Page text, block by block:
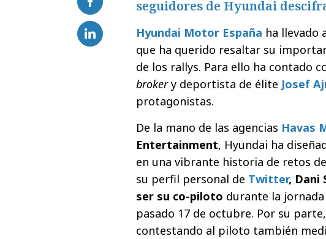
seguidores de Hyundai
Hyundai Motor España ha llevado
que ha querido resaltar su
de los rallys. Para ello ha contado
brokery deportista de élite Josef
protagonistas.
De la mano de las agencias Havas
Entertainment, Hyundai ha
en una vibrante historia de retos
su perfil personal de Twitter, Dani
ser su co-piloto durante la
pasado 17 de octubre. Por su
contestando al piloto también